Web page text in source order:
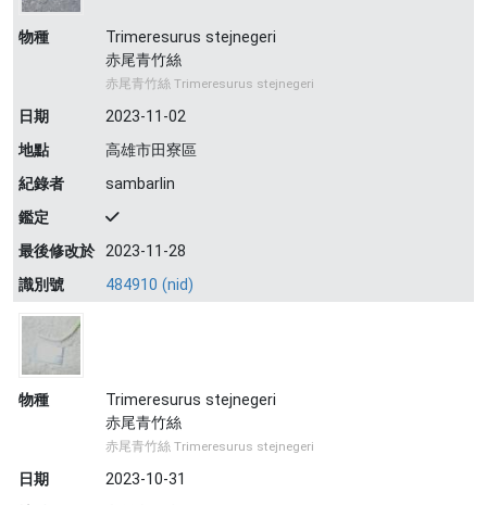
物種
Trimeresurus stejnegeri
赤尾青竹絲
赤尾青竹絲 Trimeresurus stejnegeri
日期
2023-11-02
地點
高雄市田寮區
紀錄者
sambarlin
鑑定
最後修改於 2023-11-28
識別號
484910 (nid)
物種
Trimeresurus stejnegeri
赤尾青竹絲
赤尾青竹絲 Trimeresurus stejnegeri
日期
2023-10-31